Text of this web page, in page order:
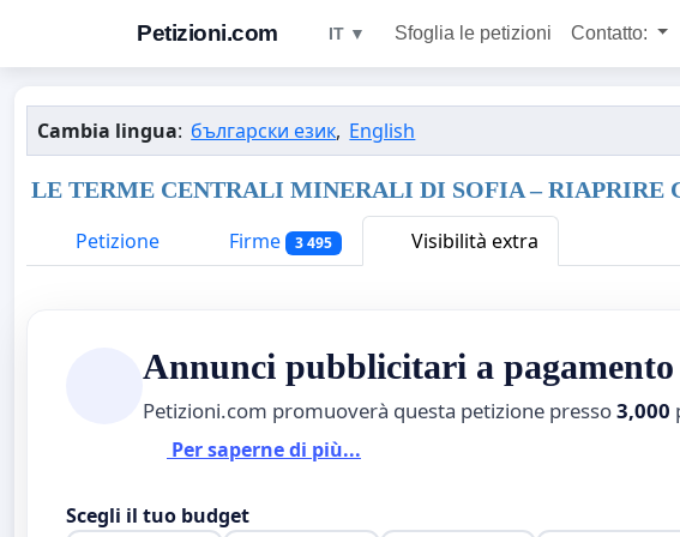
Petizioni.com IT ▼ Sfoglia le petizioni Contatto:
Cambia lingua: български език, English
LE TERME CENTRALI MINERALI DI SOFIA – RIAPRIRE
Petizione
Firme 3 495 Visibilità extra
Annunci pubblicitari a pagamento
Petizioni.com promuoverà questa petizione presso3,000
Per saperne di più...
Scegli il tuo budget